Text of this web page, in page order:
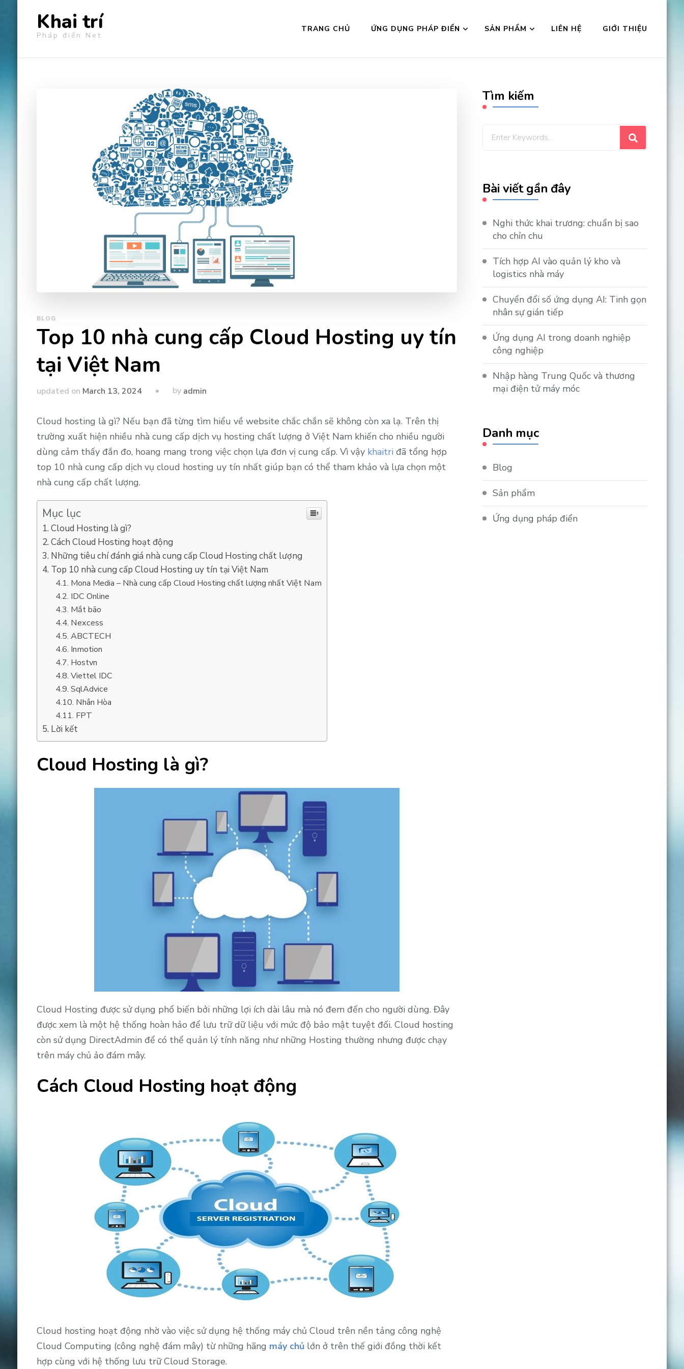
Khai trí
Pháp điển Net
TRANG CHỦ ỨNG DỤNG PHÁP ĐIỂN SẢN PHẨM LIÊN HỆ GIỚI THIỆU
BLOG
Top 10 nhà cung cấp Cloud Hosting uy tín
tại Việt Nam
updated on March 13, 2024 by admin
Cloud hosting là gì? Nếu bạn đã từng tìm hiểu về website chắc chắn sẽ không còn xa lạ. Trên thị
trường xuất hiện nhiều nhà cung cấp dịch vụ hosting chất lượng ở Việt Nam khiến cho nhiều người
dùng cảm thấy đắn đo, hoang mang trong việc chọn lựa đơn vị cung cấp. Vì vậy khaitri đã tổng hợp
top 10 nhà cung cấp dịch vụ cloud hosting uy tín nhất giúp bạn có thể tham khảo và lựa chọn một
nhà cung cấp chất lượng.
Mục lục
Cloud Hosting là gì?
Cách Cloud Hosting hoạt động
Những tiêu chí đánh giá nhà cung cấp Cloud Hosting chất lượng
Top 10 nhà cung cấp Cloud Hosting uy tín tại Việt Nam
Mona Media – Nhà cung cấp Cloud Hosting chất lượng nhất Việt Nam
IDC Online
Mắt bão
Nexcess
ABCTECH
Inmotion
Hostvn
Viettel IDC
SqlAdvice
Nhân Hòa
FPT
Lời kết
Cloud Hosting là gì?
Cloud Hosting được sử dụng phổ biến bởi những lợi ích dài lâu mà nó đem đến cho người dùng. Đây
được xem là một hệ thống hoàn hảo để lưu trữ dữ liệu với mức độ bảo mật tuyệt đối. Cloud hosting
còn sử dụng DirectAdmin để có thể quản lý tính năng như những Hosting thường nhưng được chạy
trên máy chủ ảo đám mây.
Cách Cloud Hosting hoạt động
Cloud hosting hoạt động nhờ vào việc sử dụng hệ thống máy chủ Cloud trên nền tảng công nghệ
Cloud Computing (công nghệ đám mây) từ những hãng máy chủlớn ở trên thế giới đồng thời kết
hợp cùng với hệ thống lưu trữ Cloud Storage.
Tìm kiếm
Looking
Bài viết gần đây
Nghi thức khai trương: chuẩn bị sao
cho chỉn chu
Tích hợp AI vào quản lý kho và
logistics nhà máy
Chuyển đổi số ứng dụng AI: Tinh gọn
nhân sự gián tiếp
Ứng dụng AI trong doanh nghiệp
công nghiệp
Nhập hàng Trung Quốc và thương
mại điện tử máy móc
Danh mục
Blog
Sản phẩm
Ứng dụng pháp điển